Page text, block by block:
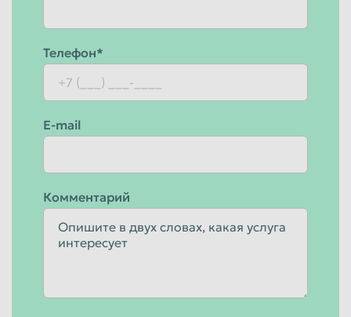
Телефон*
E-mail
Комментарий